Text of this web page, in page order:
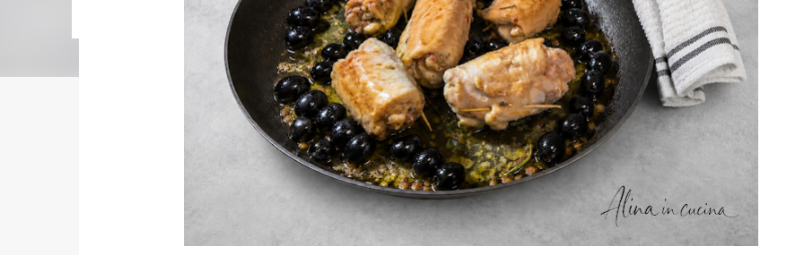
cotture da 5 minuti) Tempo di ri...